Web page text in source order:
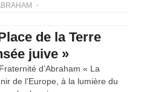
de la Terre
juive »
d’Abraham « La
de l’Europe, à la lumière du